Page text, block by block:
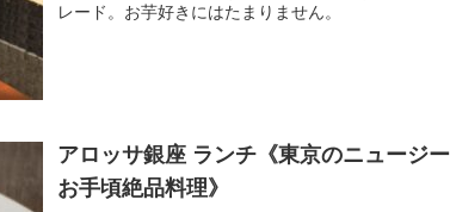
レード。お芋好きにはたまりません。
アロッサ銀座 ランチ《東京のニュージ
お手頃絶品料理》